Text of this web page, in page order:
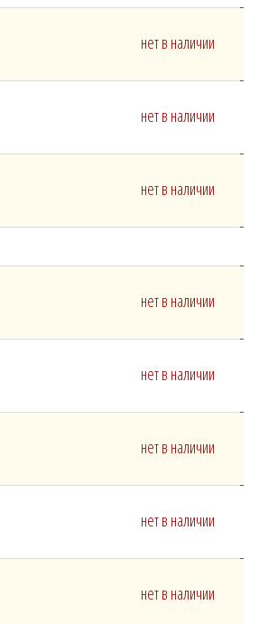
нет в наличии
нет в наличии
нет в наличии
нет в наличии
нет в наличии
нет в наличии
нет в наличии
нет в наличии